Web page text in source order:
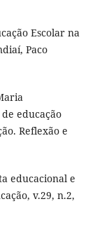
Escolar na
Paco
educação
Reflexão e
educacional e
v.29, n.2,